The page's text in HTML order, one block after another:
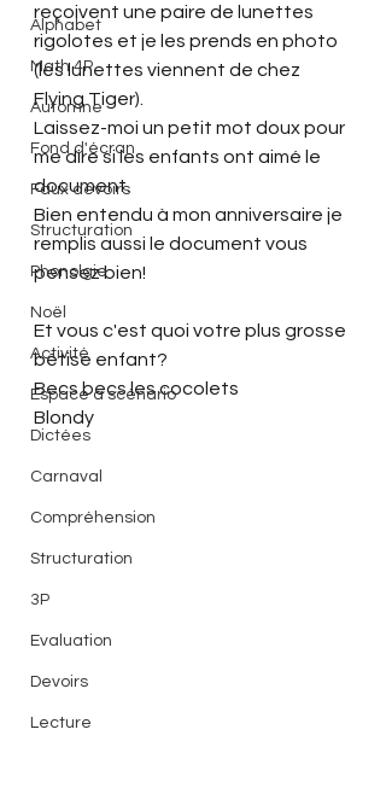
Alphabet
Math 4P
Automne
Fond d'écran
Faux devoirs
Structuration
Phonolgie
Noël
Activité
Espace à scénario
Dictées
Carnaval
Compréhension
Structuration
3P
Evaluation
Devoirs
Lecture
reçoivent une paire de lunettes
rigolotes et je les prends en photo
(les lunettes viennent de chez
Flying Tiger).
Laissez-moi un petit mot doux pour
me dire si les enfants ont aimé le
document.
Bien entendu à mon anniversaire je
remplis aussi le document vous
pensez bien!
Et vous c'est quoi votre plus grosse
bêtise enfant?
Becs becs les cocolets
Blondy